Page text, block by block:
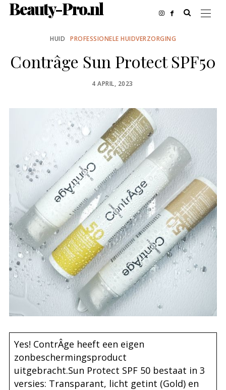
Beauty-Pro.nl
HUID PROFESSIONELE HUIDVERZORGING
Contrâge Sun Protect SPF50
POSTED
4 APRIL, 2023
Yes! ContrÂge heeft een eigen
zonbeschermingsproduct
uitgebracht.Sun Protect SPF 50 bestaat in 3
versies: Transparant, licht getint (Gold) en